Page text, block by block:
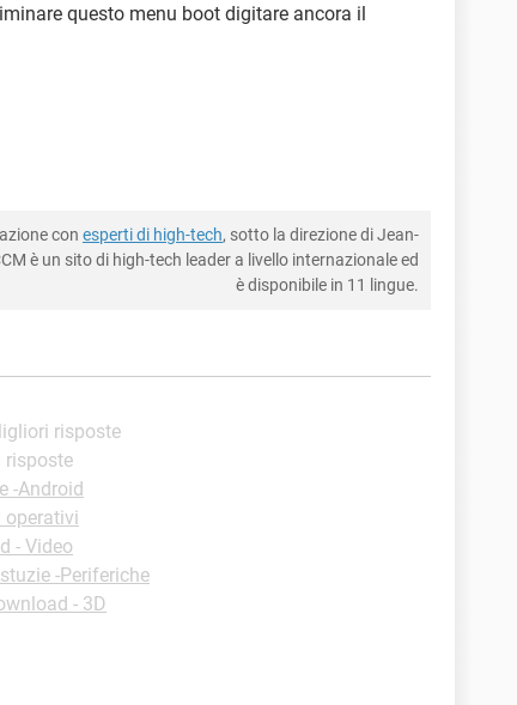
questo menu boot digitare ancora il
con esperti di high-tech, sotto la direzione di Jean-
è un sito di high-tech leader a livello internazionale ed
è disponibile in 11 lingue.
risposte
risposte
-Android
operativi
- Video
-Periferiche
- 3D